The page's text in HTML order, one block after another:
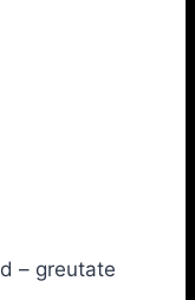
– greutate